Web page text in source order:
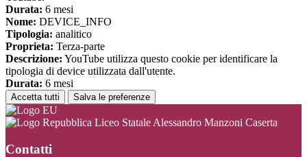
Durata: 6 mesi
Nome: DEVICE_INFO
Tipologia: analitico
Proprieta: Terza-parte
Descrizione: YouTube utilizza questo cookie per identificare la
tipologia di device utilizzata dall'utente.
Durata: 6 mesi
Accetta tutti Salva le preferenze
Liceo Statale Alessandro Manzoni Caserta
Contatti